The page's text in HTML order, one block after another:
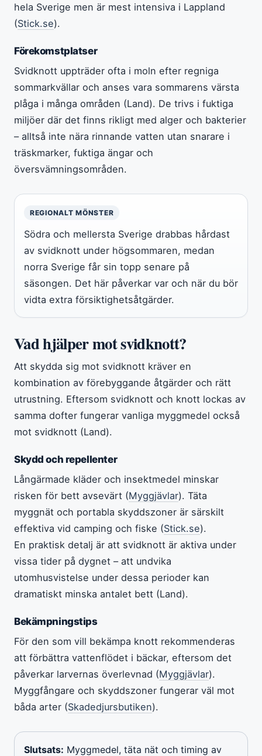
hela Sverige men är mest intensiva i Lappland
(Stick.se).
Förekomstplatser
Svidknott uppträder ofta i moln efter regniga
sommarkvällar och anses vara sommarens värsta
plåga i många områden (Land). De trivs i fuktiga
miljöer där det finns rikligt med alger och bakterier
– alltså inte nära rinnande vatten utan snarare i
träskmarker, fuktiga ängar och
översvämningsområden.
REGIONALT MÖNSTER
Södra och mellersta Sverige drabbas hårdast
av svidknott under högsommaren, medan
norra Sverige får sin topp senare på
säsongen. Det här påverkar var och när du bör
vidta extra försiktighetsåtgärder.
Vad hjälper mot svidknott?
Att skydda sig mot svidknott kräver en
kombination av förebyggande åtgärder och rätt
utrustning. Eftersom svidknott och knott lockas av
samma dofter fungerar vanliga myggmedel också
mot svidknott (Land).
Skydd och repellenter
Långärmade kläder och insektmedel minskar
risken för bett avsevärt (Myggjävlar). Täta
myggnät och portabla skyddszoner är särskilt
effektiva vid camping och fiske (Stick.se).
En praktisk detalj är att svidknott är aktiva under
vissa tider på dygnet – att undvika
utomhusvistelse under dessa perioder kan
dramatiskt minska antalet bett (Land).
Bekämpningstips
För den som vill bekämpa knott rekommenderas
att förbättra vattenflödet i bäckar, eftersom det
påverkar larvernas överlevnad (Myggjävlar).
Myggfångare och skyddszoner fungerar väl mot
båda arter (Skadedjursbutiken).
Slutsats: Myggmedel, täta nät och timing av